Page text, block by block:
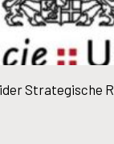
Strategische